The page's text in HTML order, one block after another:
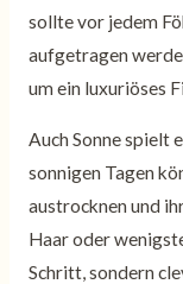
sollte vor jedem
aufgetragen
um ein luxuriöses
Auch Sonne spielt
sonnigen Tagen
austrocknen und
Haar oder
Schritt, sondern